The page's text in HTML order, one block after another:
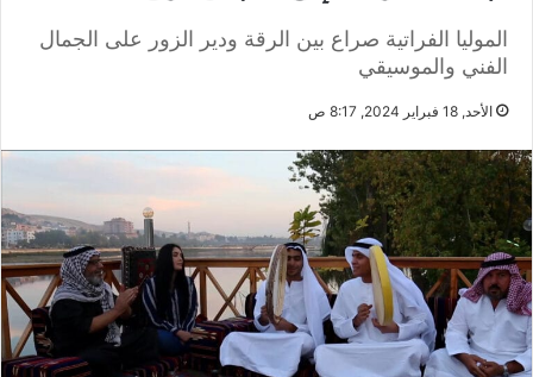
الموليا الفراتية صراع بين الرقة ودير الزور على الجمال
الفني والموسيقي
الأحد, 18 فبراير 2024, 8:17 ص